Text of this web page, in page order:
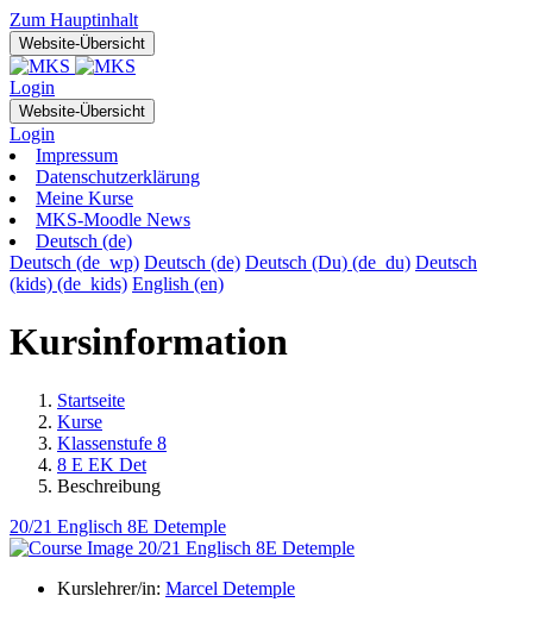
Zum Hauptinhalt
Website-Übersicht
Login
Website-Übersicht
Login
Impressum
Datenschutzerklärung
Meine Kurse
MKS-Moodle News
Deutsch ‎(de)‎
Deutsch ‎(de_wp)‎ Deutsch ‎(de)‎ Deutsch (Du) ‎(de_du)‎ Deutsch
(kids) ‎(de_kids)‎ English ‎(en)‎
Kursinformation
Startseite
Kurse
Klassenstufe 8
8 E EK Det
Beschreibung
20/21 Englisch 8E Detemple
Kurslehrer/in: Marcel Detemple